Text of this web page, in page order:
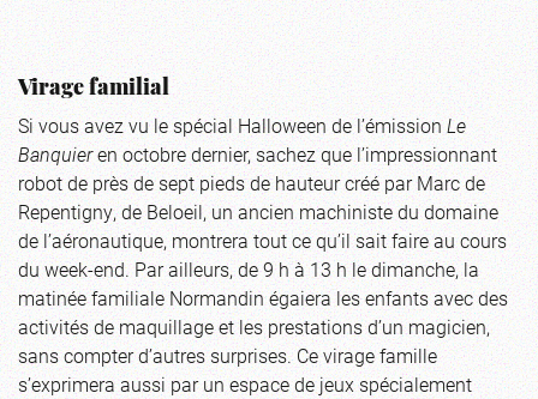
Virage familial
Si vous avez vu le spécial Halloween de l’émissionLe
Banquieren octobre dernier, sachez que l’impressionnant
robot de près de sept pieds de hauteur créé par Marc de
Repentigny, de Beloeil, un ancien machiniste du domaine
de l’aéronautique, montrera tout ce qu’il sait faire au cours
du week-end. Par ailleurs, de 9 h à 13 h le dimanche, la
matinée familiale Normandin égaiera les enfants avec des
activités de maquillage et les prestations d’un magicien,
sans compter d’autres surprises. Ce virage famille
s’exprimera aussi par un espace de jeux spécialement